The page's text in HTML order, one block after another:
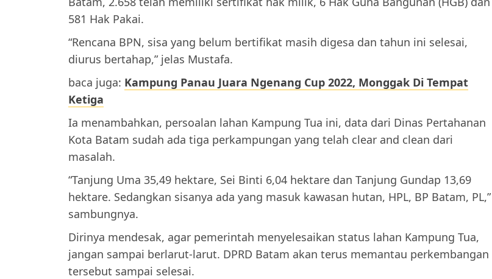
581 Hak Pakai.
“Rencana BPN, sisa yang belum bertifikat masih digesa dan tahun ini selesai,
diurus bertahap,” jelas Mustafa.
baca juga: Kampung Panau Juara Ngenang Cup 2022, Monggak Di Tempat
Ketiga
Ia menambahkan, persoalan lahan Kampung Tua ini, data dari Dinas Pertahanan
Kota Batam sudah ada tiga perkampungan yang telah clear and clean dari
masalah.
“Tanjung Uma 35,49 hektare, Sei Binti 6,04 hektare dan Tanjung Gundap 13,69
hektare. Sedangkan sisanya ada yang masuk kawasan hutan, HPL, BP Batam, PL,”
sambungnya.
Dirinya mendesak, agar pemerintah menyelesaikan status lahan Kampung Tua,
jangan sampai berlarut-larut. DPRD Batam akan terus memantau perkembangan
tersebut sampai selesai.